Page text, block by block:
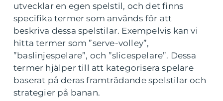
utvecklar en egen spelstil, och det finns
specifika termer som används för att
beskriva dessa spelstilar. Exempelvis kan vi
hitta termer som ”serve-volley”,
”baslinjespelare”, och ”slicespelare”. Dessa
termer hjälper till att kategorisera spelare
baserat på deras framträdande spelstilar och
strategier på banan.